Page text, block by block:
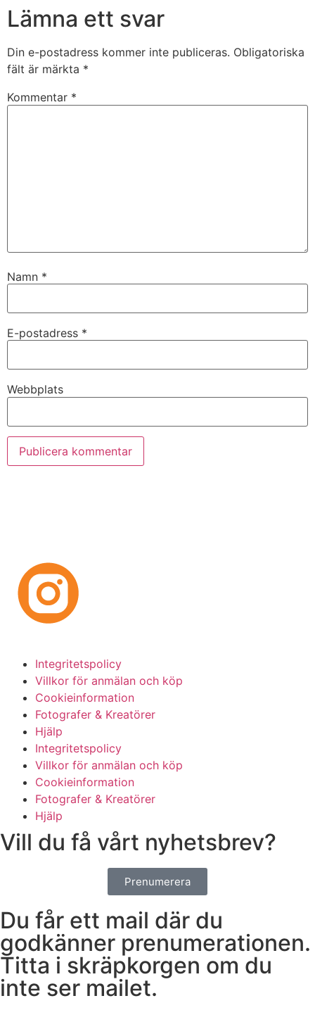
Lämna ett svar
Din e-postadress kommer inte publiceras. Obligatoriska
fält är märkta *
Kommentar *
Namn *
E-postadress *
Webbplats
Integritetspolicy
Villkor för anmälan och köp
Cookieinformation
Fotografer & Kreatörer
Hjälp
Integritetspolicy
Villkor för anmälan och köp
Cookieinformation
Fotografer & Kreatörer
Hjälp
Vill du få vårt nyhetsbrev?
Prenumerera
Du får ett mail där du
godkänner prenumerationen.
Titta i skräpkorgen om du
inte ser mailet.